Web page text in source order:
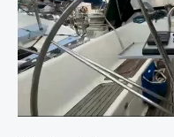
mejorar
la
asistencia
de
los
pacientes
con